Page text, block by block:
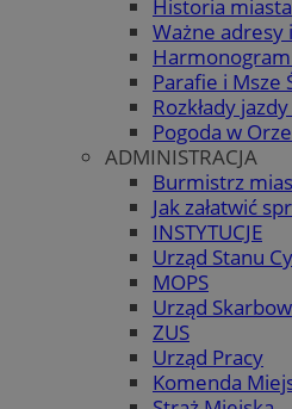
Historia miasta
Ważne
Parafie i Msze
Rozkłady
Pogoda w
ADMINISTRACJA
Burmistrz
Jak załatwić
INSTYTUCJE
Urząd Stanu
MOPS
Urząd
ZUS
Urząd Pracy
Komenda